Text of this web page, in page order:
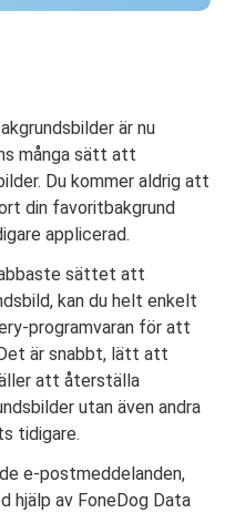
är nu
många sätt att
Du kommer aldrig att
din favoritbakgrund
applicerad.
sättet att
kan du helt enkelt
programvaran för att
är snabbt, lätt att
att återställa
utan även andra
tidigare.
e-postmeddelanden,
hjälp av FoneDog Data